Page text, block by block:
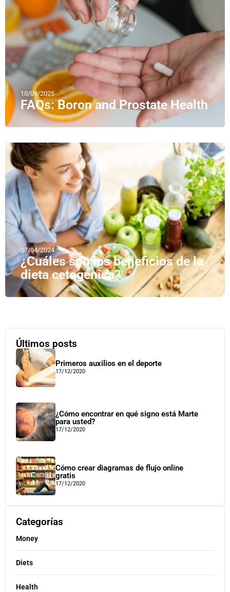
10/09/2025
FAQs: Boron and Prostate Health
07/04/2024
¿Cuáles son los beneficios de la
dieta cetogénica?
Últimos posts
Primeros auxilios en el deporte
17/12/2020
¿Cómo encontrar en qué signo está Marte
para usted?
17/12/2020
Cómo crear diagramas de flujo online
gratis
17/12/2020
Categorías
Money
Diets
Health